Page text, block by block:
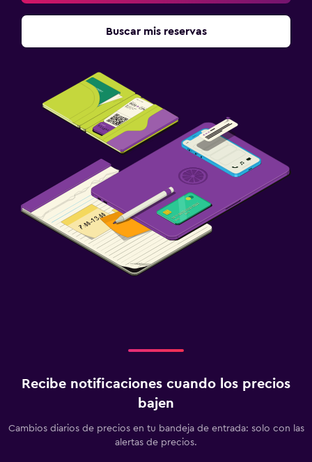
Buscar mis reservas
Recibe notificaciones cuando los precios
bajen
Cambios diarios de precios en tu bandeja de entrada: solo con las
alertas de precios.